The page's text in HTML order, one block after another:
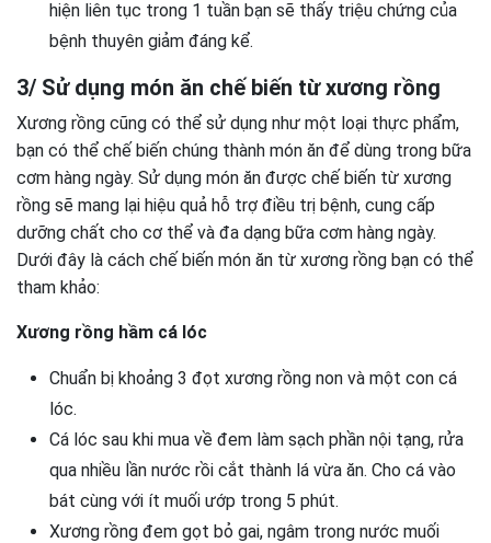
hiện liên tục trong 1 tuần bạn sẽ thấy triệu chứng của
bệnh thuyên giảm đáng kể.
3/ Sử dụng món ăn chế biến từ xương rồng
Xương rồng cũng có thể sử dụng như một loại thực phẩm,
bạn có thể chế biến chúng thành món ăn để dùng trong bữa
cơm hàng ngày. Sử dụng món ăn được chế biến từ xương
rồng sẽ mang lại hiệu quả hỗ trợ điều trị bệnh, cung cấp
dưỡng chất cho cơ thể và đa dạng bữa cơm hàng ngày.
Dưới đây là cách chế biến món ăn từ xương rồng bạn có thể
tham khảo:
Xương rồng hầm cá lóc
Chuẩn bị khoảng 3 đọt xương rồng non và một con cá
lóc.
Cá lóc sau khi mua về đem làm sạch phần nội tạng, rửa
qua nhiều lần nước rồi cắt thành lá vừa ăn. Cho cá vào
bát cùng với ít muối ướp trong 5 phút.
Xương rồng đem gọt bỏ gai, ngâm trong nước muối